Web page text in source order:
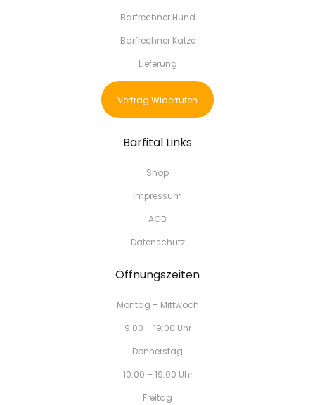
Barfrechner Hund
Barfrechner Katze
Lieferung
Vertrag Widerrufen
Barfital Links
Shop
Impressum
AGB
Datenschutz
Öffnungszeiten
Montag – Mittwoch
9:00 – 19:00 Uhr
Donnerstag
10:00 – 19:00 Uhr
Freitag